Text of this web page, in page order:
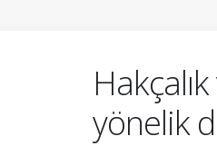
yönelik